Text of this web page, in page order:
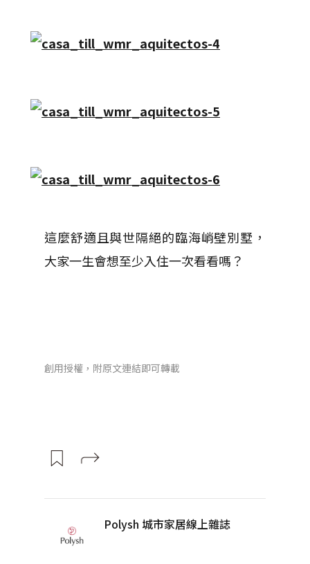
這麼舒適且與世隔絕的臨海峭壁別墅，
大家一生會想至少入住一次看看嗎？
創用授權，附原文連結即可轉載
Polysh 城市家居線上雜誌